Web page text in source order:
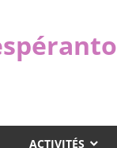
ACTIVITÉS